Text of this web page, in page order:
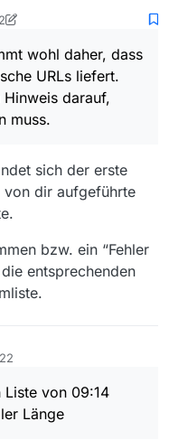
tolle Programm sowie
zwei Downloads bei
als auch bei MVW
Tod” anzuschauen
080020-000-A/warum-
anzuschauen/
anzuschauen
wohl daher, dass
URLs liefert.
darauf,
muss.
sich der erste
dir aufgeführte
bzw. ein “Fehler
entsprechenden
Liste von 09:14
Länge